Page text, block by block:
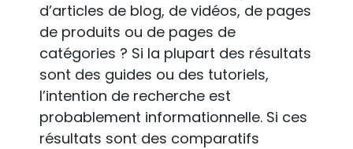
d’articles de blog, de vidéos, de pages
de produits ou de pages de
catégories ? Si la plupart des résultats
sont des guides ou des tutoriels,
l’intention de recherche est
probablement informationnelle. Si ces
résultats sont des comparatifs